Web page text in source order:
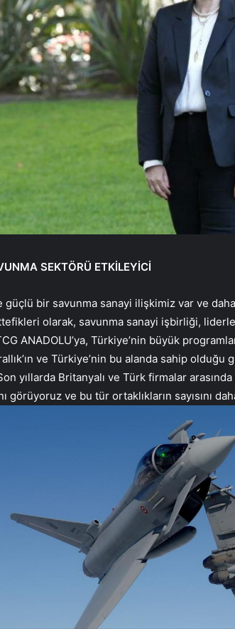
SEKTÖRÜ ETKİLEYİCİ
güçlü bir savunma sanayi ilişkimiz var ve
olarak, savunma sanayi işbirliği,
ANADOLU’ya, Türkiye’nin büyük
ve Türkiye’nin bu alanda sahip
yıllarda Britanyalı ve Türk firmalar
görüyoruz ve bu tür ortaklıkların sayısını